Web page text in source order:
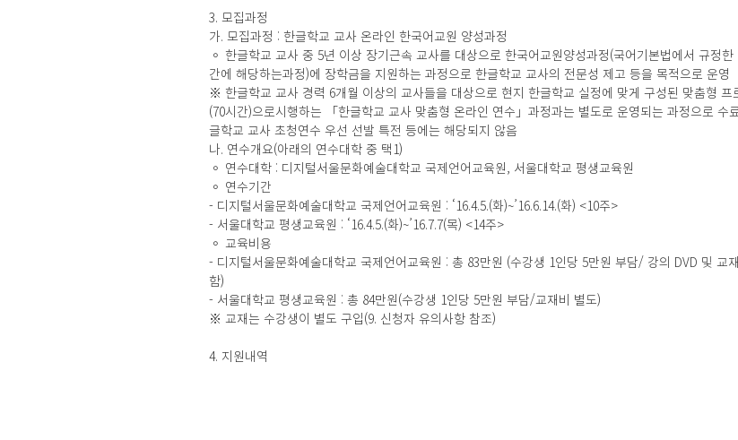
3. 모집과정
가. 모집과정 : 한글학교 교사 온라인 한국어교원 양성과정
◦ 한글학교 교사 중 5년 이상 장기근속 교사를 대상으로 한국어교원양성과정(국어기본법에서 규정한
간에 해당하는과정)에 장학금을 지원하는 과정으로 한글학교 교사의 전문성 제고 등을 목적으로 운영
※ 한글학교 교사 경력 6개월 이상의 교사들을 대상으로 현지 한글학교 실정에 맞게 구성된 맞춤형 프
(70시간)으로시행하는 「한글학교 교사 맞춤형 온라인 연수」과정과는 별도로 운영되는 과정으로 수
글학교 교사 초청연수 우선 선발 특전 등에는 해당되지 않음
나. 연수개요(아래의 연수대학 중 택1)
◦ 연수대학 : 디지털서울문화예술대학교 국제언어교육원, 서울대학교 평생교육원
◦ 연수기간
- 디지털서울문화예술대학교 국제언어교육원 : ‘16.4.5.(화)~’16.6.14.(화) <10주>
- 서울대학교 평생교육원 : ‘16.4.5.(화)~’16.7.7(목) <14주>
◦ 교육비용
- 디지털서울문화예술대학교 국제언어교육원 : 총 83만원 (수강생 1인당 5만원 부담/ 강의 DVD 및 교
함)
- 서울대학교 평생교육원 : 총 84만원(수강생 1인당 5만원 부담/교재비 별도)
※ 교재는 수강생이 별도 구입(9. 신청자 유의사항 참조)
4. 지원내역